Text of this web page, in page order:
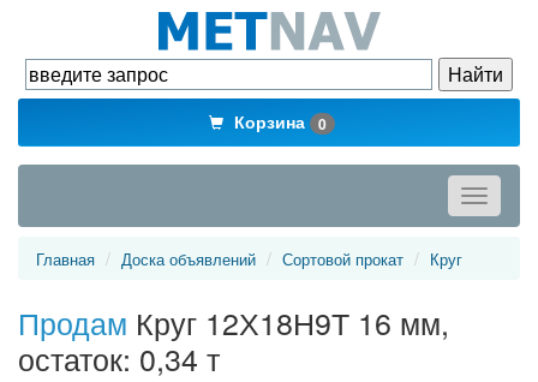
Корзина 0
Toggle
Главная Доска объявлений Сортовой прокат Круг
Продам Круг 12Х18Н9Т 16 мм,
остаток: 0,34 т